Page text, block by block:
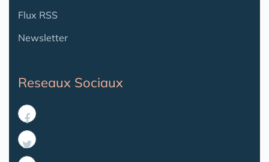
Flux RSS
Newsletter
Reseaux Sociaux